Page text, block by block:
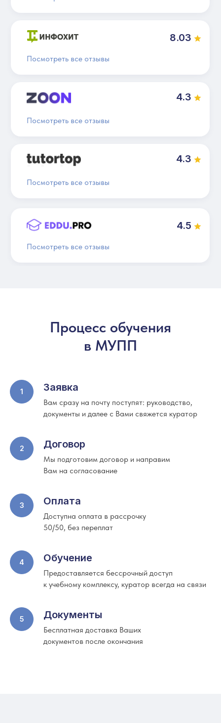
Посмотреть все отзывы
Посмотреть все отзывы
4.3
4.5
Посмотреть все отзывы
4.3
Посмотреть все отзывы
8.03
Процесс обучения
в МУПП
Заявка
Вам сразу на почту поступят: руководство,
документы и далее с Вами свяжется куратор
Договор
Мы подготовим договор и направим
Вам на согласование
Оплата
Доступна оплата в рассрочку
50/50, без переплат
Обучение
Предоставляется бессрочный доступ
к учебному комплексу, куратор всегда на связи
Документы
Бесплатная доставка Ваших
документов после окончания